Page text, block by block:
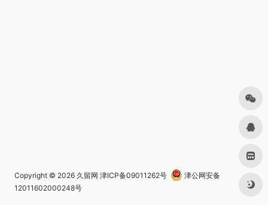
Copyright © 2026 久留网 津ICP备09011262号
津公网安备
12011602000248号